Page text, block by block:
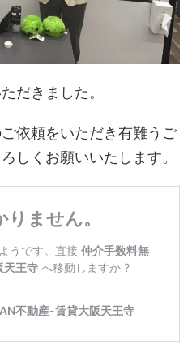
だきました。
依頼をいただき有難うご
しくお願いいたします。